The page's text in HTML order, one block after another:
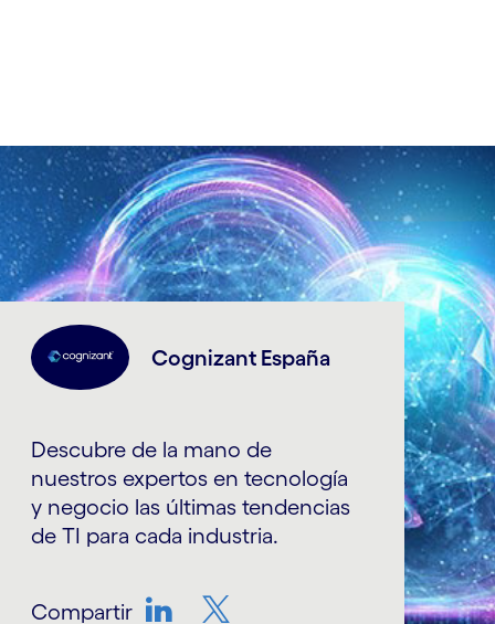
Cognizant España
Descubre de la mano de
nuestros expertos en tecnología
y negocio las últimas tendencias
de TI para cada industria.
Compartir